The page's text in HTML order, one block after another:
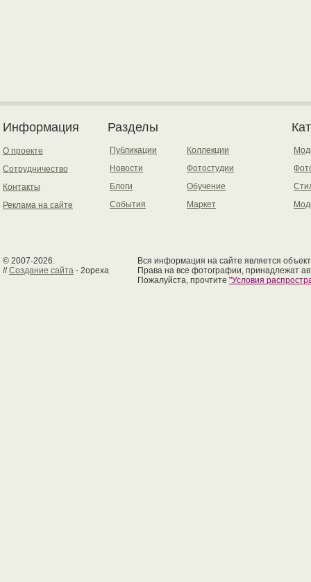
Информация
О проекте
Сотрудничество
Контакты
Реклама на сайте
Разделы
Публикации
Новости
Блоги
События
Коллекции
Фотостудии
Обучение
Маркет
© 2007-2026.
//Создание сайта - 2opexa
Вся информация на сайте является
Права на все фотографии, принадлежат
Пожалуйста, прочтите "Условия